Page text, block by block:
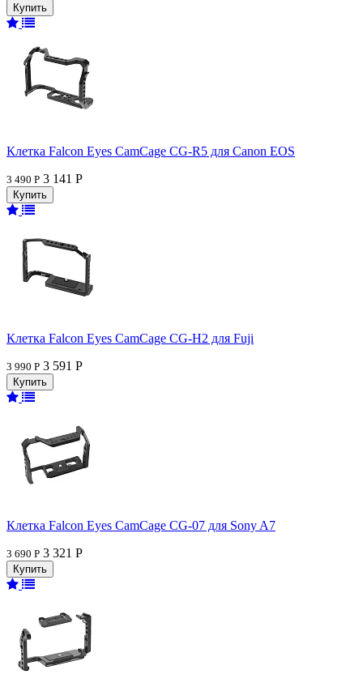
Клетка Falcon Eyes CamCage CG-R5 для Canon EOS
3 490 Р 3 141 Р
Клетка Falcon Eyes CamCage CG-H2 для Fuji
3 990 Р 3 591 Р
Клетка Falcon Eyes CamCage CG-07 для Sony A7
3 690 Р 3 321 Р